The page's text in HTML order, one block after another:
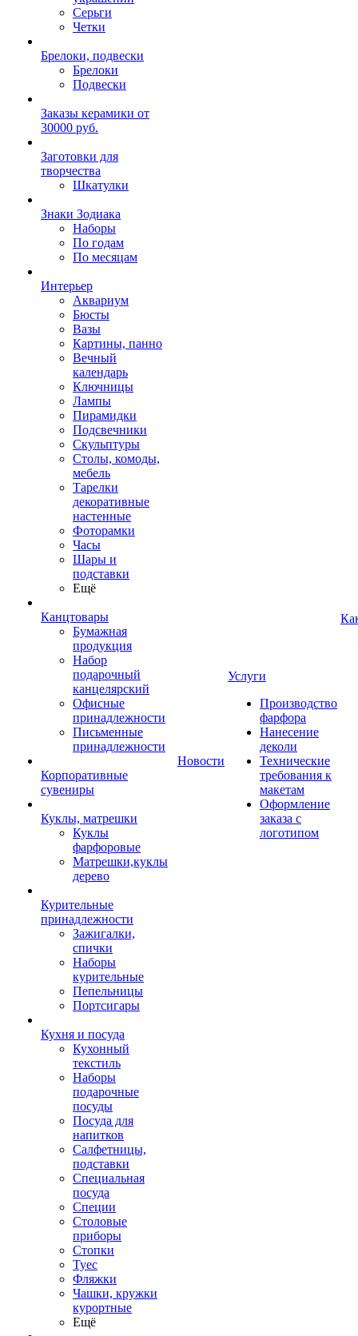
Серьги
Четки
Брелоки, подвески
Брелоки
Подвески
Заказы керамики от
30000 руб.
Заготовки для
творчества
Шкатулки
Знаки Зодиака
Наборы
По годам
По месяцам
Интерьер
Аквариум
Бюсты
Вазы
Картины, панно
Вечный
календарь
Ключницы
Лампы
Пирамидки
Подсвечники
Скульптуры
Столы, комоды,
мебель
Тарелки
декоративные
настенные
Фоторамки
Часы
Шары и
подставки
Ещё
Канцтовары
Бумажная
продукция
Набор
подарочный
канцелярский
Офисные
принадлежности
Письменные
принадлежности
Корпоративные
сувениры
Куклы, матрешки
Куклы
фарфоровые
Матрешки,куклы
дерево
Курительные
принадлежности
Зажигалки,
спички
Наборы
курительные
Пепельницы
Портсигары
Кухня и посуда
Кухонный
текстиль
Наборы
подарочные
посуды
Посуда для
напитков
Салфетницы,
подставки
Специальная
посуда
Специи
Столовые
приборы
Стопки
Туес
Фляжки
Чашки, кружки
курортные
Ещё
Новости
Услуги
Производство
фарфора
Нанесение
деколи
Технические
требования к
макетам
Оформление
заказа с
логотипом